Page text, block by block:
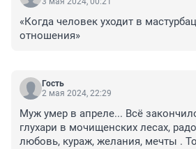
«Когда человек уходит в
отношения»
Гость
2 мая 2024, 22:29
Муж умер в апреле... Всё
глухари в мочищенских лесах,
любовь, кураж, желания, мечты .